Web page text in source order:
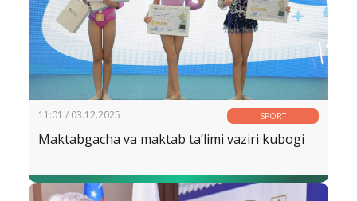
11:01 / 03.12.2025 SPORT
Maktabgacha va maktab ta’limi vaziri kubogi